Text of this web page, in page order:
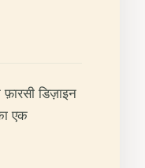
डिज़ाइन
एक